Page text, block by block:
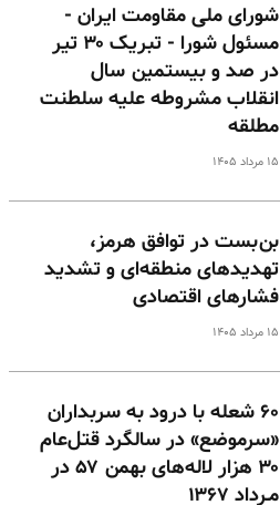
شورای ملی مقاومت ایران -
مسئول شورا - تبریک ۳۰ تیر
در صد و بیستمین سال
انقلاب مشروطه علیه سلطنت
مطلقه
۱۵ مرداد ۱۴۰۵
بن‌بست در توافق هرمز،
تهدیدهای منطقه‌ای و تشدید
فشارهای اقتصادی
۱۵ مرداد ۱۴۰۵
۶۰ شعله با درود به سربداران
«سرموضع» در سالگرد قتل‌عام
۳۰ هزار لاله‌های بهمن ۵۷ در
مـرداد ۱۳۶۷